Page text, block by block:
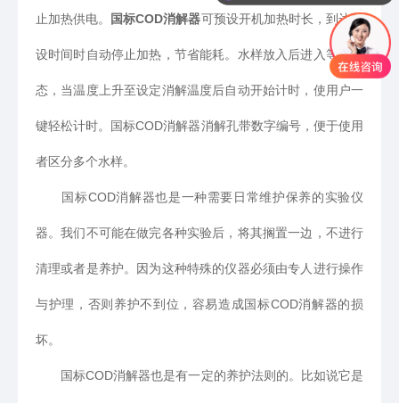
止加热供电。 国标COD消解器可预设开机加热时长，到达预
设时间时自动停止加热，节省能耗。水样放入后进入等待状
态，当温度上升至设定消解温度后自动开始计时，使用户一
键轻松计时。国标COD消解器消解孔带数字编号，便于使用
者区分多个水样。
国标COD消解器也是一种需要日常维护保养的实验仪
器。我们不可能在做完各种实验后，将其搁置一边，不进行
清理或者是养护。因为这种特殊的仪器必须由专人进行操作
与护理，否则养护不到位，容易造成国标COD消解器的损
坏。
国标COD消解器也是有一定的养护法则的。比如说它是